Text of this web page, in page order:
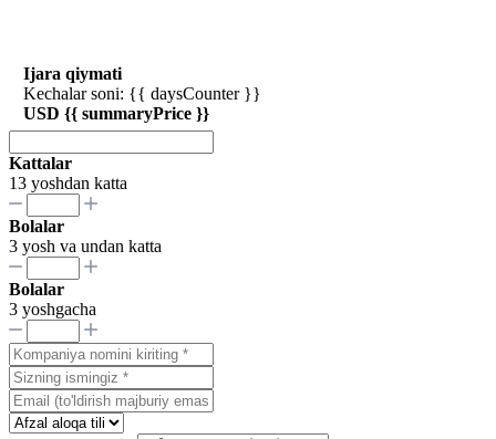
Ijara qiymati
Kechalar soni: {{ daysCounter }}
USD {{ summaryPrice }}
Kattalar
13 yoshdan katta
Bolalar
3 yosh va undan katta
Bolalar
3 yoshgacha